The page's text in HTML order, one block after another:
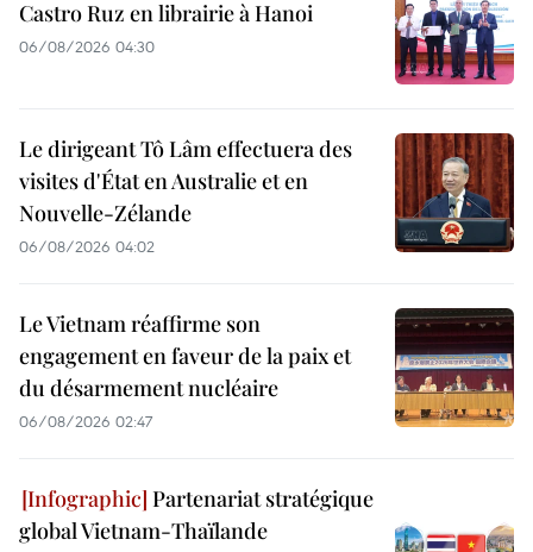
Castro Ruz en librairie à Hanoi
06/08/2026 04:30
Le dirigeant Tô Lâm effectuera des
visites d'État en Australie et en
Nouvelle-Zélande
06/08/2026 04:02
Le Vietnam réaffirme son
engagement en faveur de la paix et
du désarmement nucléaire
06/08/2026 02:47
Partenariat stratégique
global Vietnam-Thaïlande